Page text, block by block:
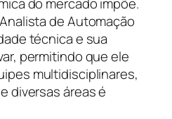
de Automação
técnica e sua
permitindo que ele
multidisciplinares,
diversas áreas é